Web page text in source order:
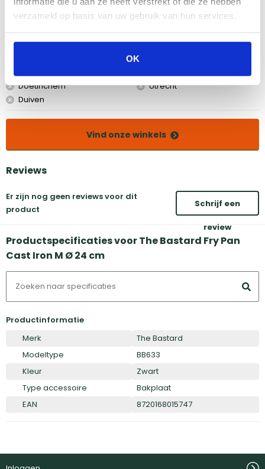
verzameld op basis van uw gebruik van hun services.
OK
Bekijk dit product in onze winkels
Amsterdam
Doetinchem
Duiven
Eindhoven
Utrecht
Vind onze winkels
Reviews
Er zijn nog geen reviews voor dit
product
Schrijf een
review
Productspecificaties voor The Bastard Fry Pan
Cast Iron M Ø 24 cm
Productinformatie
Merk
The Bastard
Modeltype
BB633
Kleur
Zwart
Type accessoire
Bakplaat
EAN
8720168015747